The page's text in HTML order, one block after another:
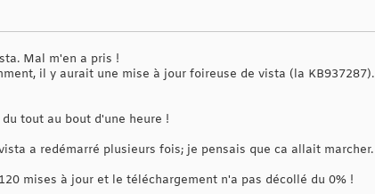
Mal m'en a pris !
il y aurait une mise à jour foireuse de vista (la KB937287).
tout au bout d'une heure !
a redémarré plusieurs fois; je pensais que ca allait marcher.
mises à jour et le téléchargement n'a pas décollé du 0% !